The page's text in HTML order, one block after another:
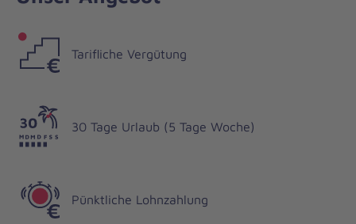
Tarifliche Vergütung
30 Tage Urlaub (5 Tage Woche)
Pünktliche Lohnzahlung